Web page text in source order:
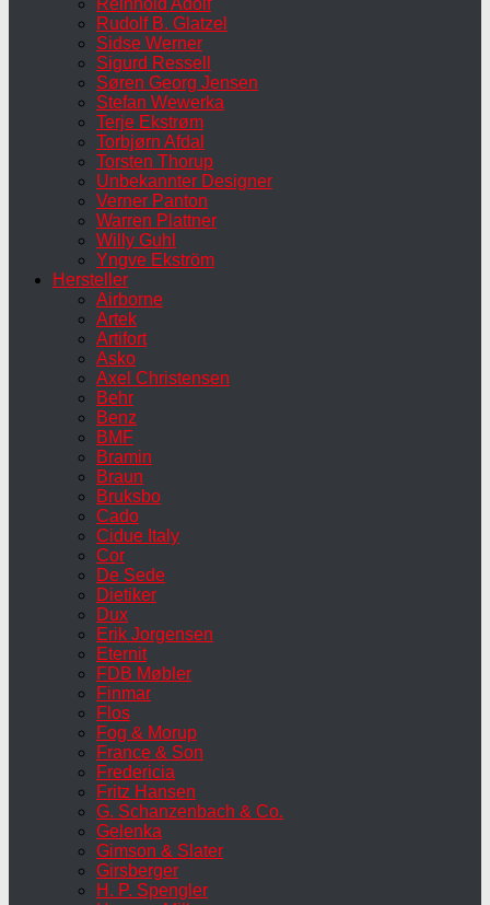
Rudolf B. Glatzel
Sidse Werner
Sigurd Ressell
Søren Georg Jensen
Stefan Wewerka
Terje Ekstrøm
Torbjørn Afdal
Torsten Thorup
Unbekannter Designer
Verner Panton
Warren Plattner
Willy Guhl
Yngve Ekström
Hersteller
Airborne
Artek
Artifort
Asko
Axel Christensen
Behr
Benz
BMF
Bramin
Braun
Bruksbo
Cado
Cidue Italy
Cor
De Sede
Dietiker
Dux
Erik Jorgensen
Eternit
FDB Møbler
Finmar
Flos
Fog & Morup
France & Son
Fredericia
Fritz Hansen
G. Schanzenbach & Co.
Gelenka
Gimson & Slater
Girsberger
H. P. Spengler